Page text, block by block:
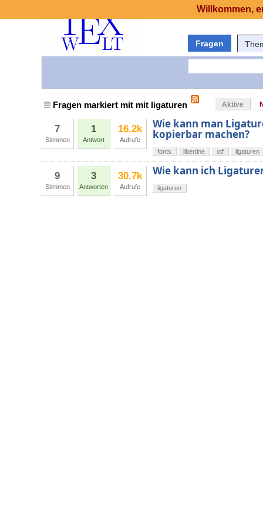
Fragen
Fragen markiert mit mit ligaturen Aktive
7
Stimmen
1
Antwort
16.2k
Aufrufe
Wie kann man
kopierbar machen?
fonts libertine otf ligaturen
9
Stimmen
3
Antworten
30.7k
Aufrufe
Wie kann ich
ligaturen
Willkommen,